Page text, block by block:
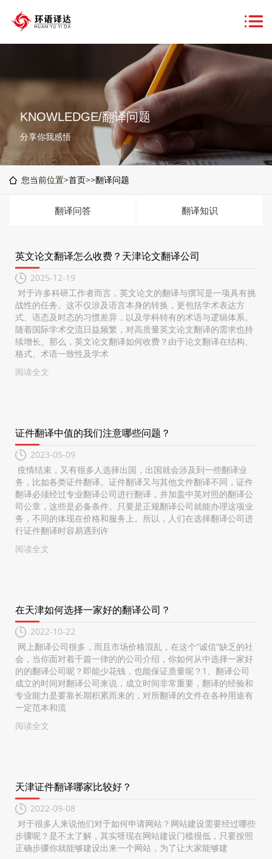
KNOWLEDGE/翻译问题
分享你我感悟
您当前位置>首页>>翻译问题
翻译问答 翻译知识
英文论文翻译怎么收费？天津论文翻译公司
2025-12-19
对于许多科研工作者而言，英文论文的翻译与撰写是一项具有挑
战性的任务。这不仅涉及语言本身的转换，更包括学术表达方
式、语态及时态的习惯差异，以及学科特有的术语与逻辑体系。
随着国际学术交流日益频繁，对高质量英文论文翻译的需求也持
续增长。那么，英文论文翻译如何收费？由于论文翻译在结构、
格式、术语一致性及学术
阅读全文
证件翻译中值的我们注意哪些问题？
2023-05-09
疫情结束，又有很多人选择出国，出国就会涉及到一些翻译业
务，比如各类证件翻译。证件翻译又与其他文件翻译不同，证件
翻译必须经过专业翻译公司进行翻译，并加盖中英对照的翻译公
司公章，这些是必备条件。只要是正规翻译公司就能办理这项业
务，不同的体现在价格和服务上。所以，人们在选择翻译公司进
行证件翻译时容易遇到许
阅读全文
在天津如何选择一家好的翻译公司？
2022-10-22
网上翻译公司很多，而且市场价格混乱，在这个“诚信”缺乏的社
会，当你面对着千篇一律的的公司介绍，你如何从中选择一家好
的的翻译公司呢？即能少花钱，也能保证质量呢？1、翻译公司
成立的时间对翻译公司来说，成立时间非常重要，翻译的经验和
专业能力是要靠长期积累而来的，对所翻译的文件在各种用途有
一定范本和流
阅读全文
天津证件翻译哪家比较好？
2022-09-08
对于很多人来说他们对于如何申请网站？网站建设需要经过哪些
步骤呢？是不太了解，其实呀现在网站建设门槛很低，只要按照
正确步骤你就能够建设出来一个网站，为了让大家能够建